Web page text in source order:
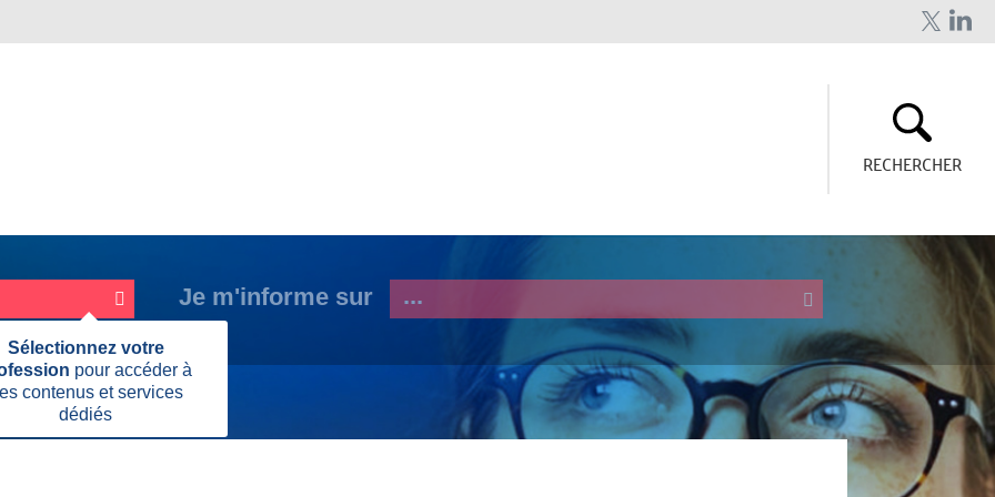
RECHERCHER
Je m'informe sur
Sélectionnez votre
pour accéder à
contenus et services
dédiés
cette